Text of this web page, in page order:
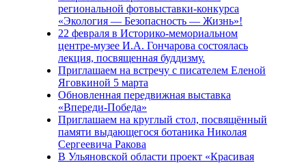
региональной фотовыставки-конкурса
«Экология — Безопасность — Жизнь»!
22 февраля в Историко-мемориальном
центре-музее И.А. Гончарова состоялась
лекция, посвященная буддизму.
Приглашаем на встречу с писателем Еленой
Яговкиной 5 марта
Обновленная передвижная выставка
«Впереди-Победа»
Приглашаем на круглый стол, посвящённый
памяти выдающегося ботаника Николая
Сергеевича Ракова
В Ульяновской области проект «Красивая